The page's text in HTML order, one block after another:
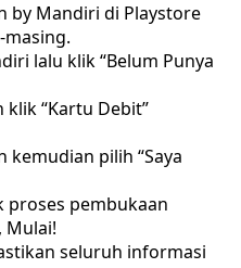
by Mandiri di Playstore
lalu klik “Belum Punya
klik “Kartu Debit”
kemudian pilih “Saya
proses pembukaan
Mulai!
seluruh informasi